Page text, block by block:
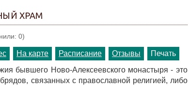
ХРАМ
0)
На карте Расписание Отзывы
Печать
бывшего Ново-Алексеевского монастыря - это
связанных с православной религией, либо